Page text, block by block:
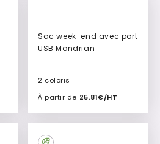
Sac week-end avec port
USB Mondrian
À partir de 25.81€/HT
2 coloris
Ajouter à mon devis